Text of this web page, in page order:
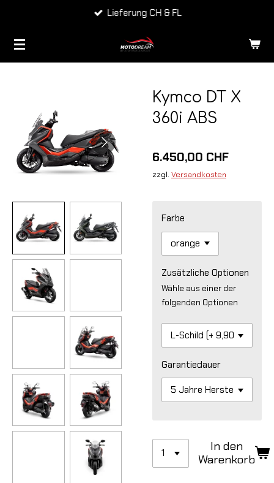
springen
Top Marken
Kymco DT X
360i ABS
6.450,00 CHF
zzgl. Versandkosten
Farbe
Zusätzliche Optionen
Wähle aus einer der
folgenden Optionen
Garantiedauer
In den
Warenkorb